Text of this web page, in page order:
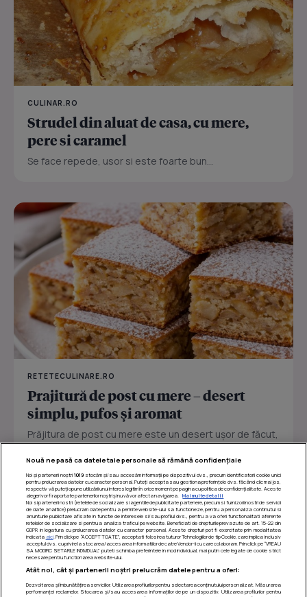
CULINAR.RO
Strudel din aluat de casa, cu mere,
pere si caramel
Se face repede, usor si este foarte bun...
RETETECULINARE.RO
Prajitură de post cu mere – desert
simplu, pufos și aromat
Prăjitura de post cu mere este un desert ușor de făcut,
sau...
Nouă ne pasă ca datele tale personale să rămână confidențiale
Noi și partenerii noștri 1019stocăm și/sau accesăm informații pe dispozitivul dvs., precum identificatorii cookie unici
pentru prelucrarea datelor cu caracter personal. Puteți accepta sau gestiona preferințele dvs. făcând clic mai jos,
respectiv vă puteți opune utilizării unui interes legitim în orice moment pe pagina cu politica de confidențialitate. Aceste
alegeri vor fi raportate partenerilor noștri și nu vă vor afecta navigarea.
Mai multe detalii
Noi si partenerii nostri (retelele de socializare si agentiile de publicitate partenere, precum si furnizorii nostri de servicii
de date analitice) prelucram date pentru a permite website-ului sa functioneze, pentru a personaliza continutul si
anunturile publicitare afisate in functie de interesele si/sau profilul dvs., pentru a va oferi functionalitati aferente
retelelor de socializare si pentru a analiza traficul pe website. Beneficiati de drepturile prevazute de art. 15-22 din
GDPR in legatura cu prelucrarea datelor cu caracter personal. Aceste drepturi pot fi exercitate prin modalitatea
indicata aici. Prin click pe “ACCEPT TOATE”, acceptati folosirea tuturor Tehnologiilor de tip Cookie, care implica inclusiv
acceptul dvs. cu privire la stocarea/accesarea informatiilor de catre Vendor-ii cu care colaboram. Prin click pe “VREAU
SA MODIFIC SETARILE INDIVIDUAL” puteti schimba preferintele in mod individual, mai putin cele legate de cookie strict
necesare pentru functionarea website-ului.
Atât noi, cât și partenerii noștri prelucrăm datele pentru a oferi:
Dezvoltarea și îmbunătățirea serviciilor. Utilizarea profilurilor pentru selectarea conținutului personalizat. Măsurarea
performanței reclamelor. Stocarea și/sau accesarea informațiilor de pe un dispozitiv. Utilizarea profilurilor pentru